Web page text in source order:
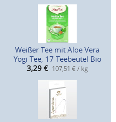
Weißer Tee mit Aloe Vera
Yogi Tee, 17 Teebeutel Bio
3,29 € 107,51 € / kg